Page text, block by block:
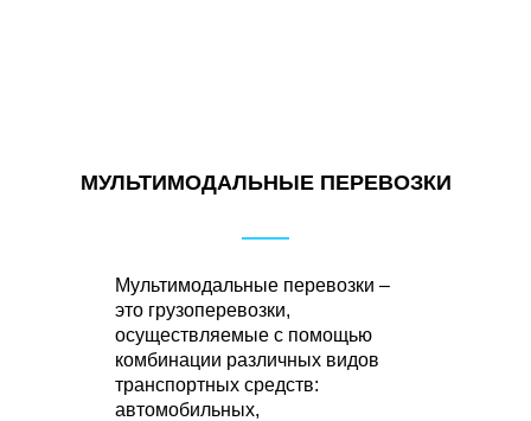
МУЛЬТИМОДАЛЬНЫЕ ПЕРЕВОЗКИ
Мультимодальные перевозки –
это грузоперевозки,
осуществляемые с помощью
комбинации различных видов
транспортных средств:
автомобильных,